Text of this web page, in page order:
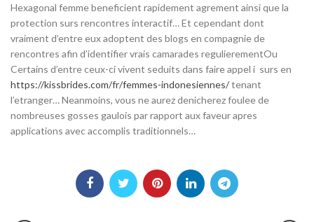
Hexagonal femme beneficient rapidement agrement ainsi que la
protection surs rencontres interactif… Et cependant dont
vraiment d’entre eux adoptent des blogs en compagnie de
rencontres afin d’identifier vrais camarades regulierementOu
Certains d’entre ceux-ci vivent seduits dans faire appel i surs en
https://kissbrides.com/fr/femmes-indonesiennes/tenant
l’etranger… Neanmoins, vous ne aurez denicherez foulee de
nombreuses gosses gaulois par rapport aux faveur apres
applications avec accomplis traditionnels…